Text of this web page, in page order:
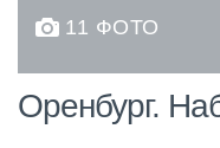
11 ФОТО
Оренбург.